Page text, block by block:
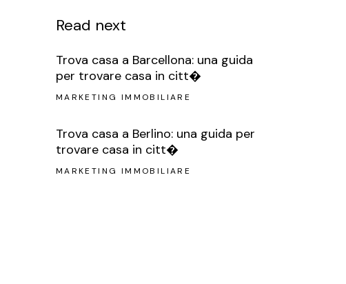
Read next
Trova casa a Barcellona: una guida
per trovare casa in citt�
MARKETING IMMOBILIARE
Trova casa a Berlino: una guida per
trovare casa in citt�
MARKETING IMMOBILIARE